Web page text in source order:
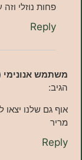
נוזלי וזה עשוי
אנונימי (לא
יצאו לא